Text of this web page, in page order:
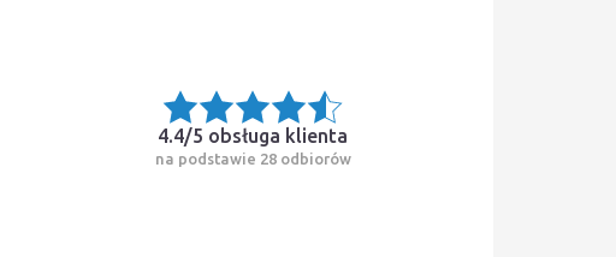
4.4/5 obsługa klienta
na podstawie 28 odbiorów